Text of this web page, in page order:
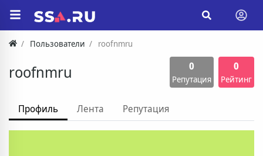
Пользователи roofnmru
roofnmru 0
Репутация
0
Рейтинг
Профиль Лента Репутация